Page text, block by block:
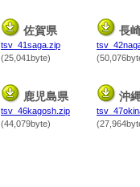
佐賀県
tsv_41saga.zip
(25,041byte)
長
鹿児島県
tsv_46kagosh.zip
(44,079byte)
沖